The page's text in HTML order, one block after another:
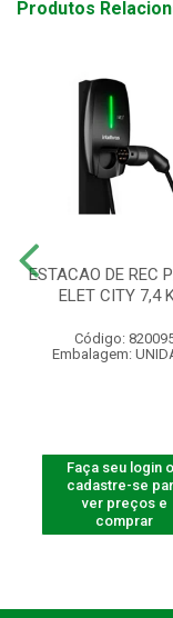
Produtos
ESTACAO DE REC
ELET CITY 7,4
Código:
Embalagem:
Faça seu login
cadastre-se
ver preços e
comprar